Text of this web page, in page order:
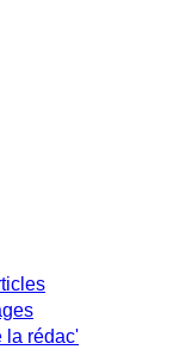
la rédac'